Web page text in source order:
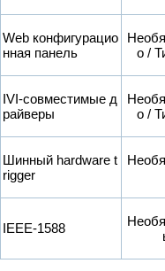
Web конфигурацио
нная панель
о /
IVI-совместимые д
райверы
о /
Шинный hardware t
rigger
IEEE-1588